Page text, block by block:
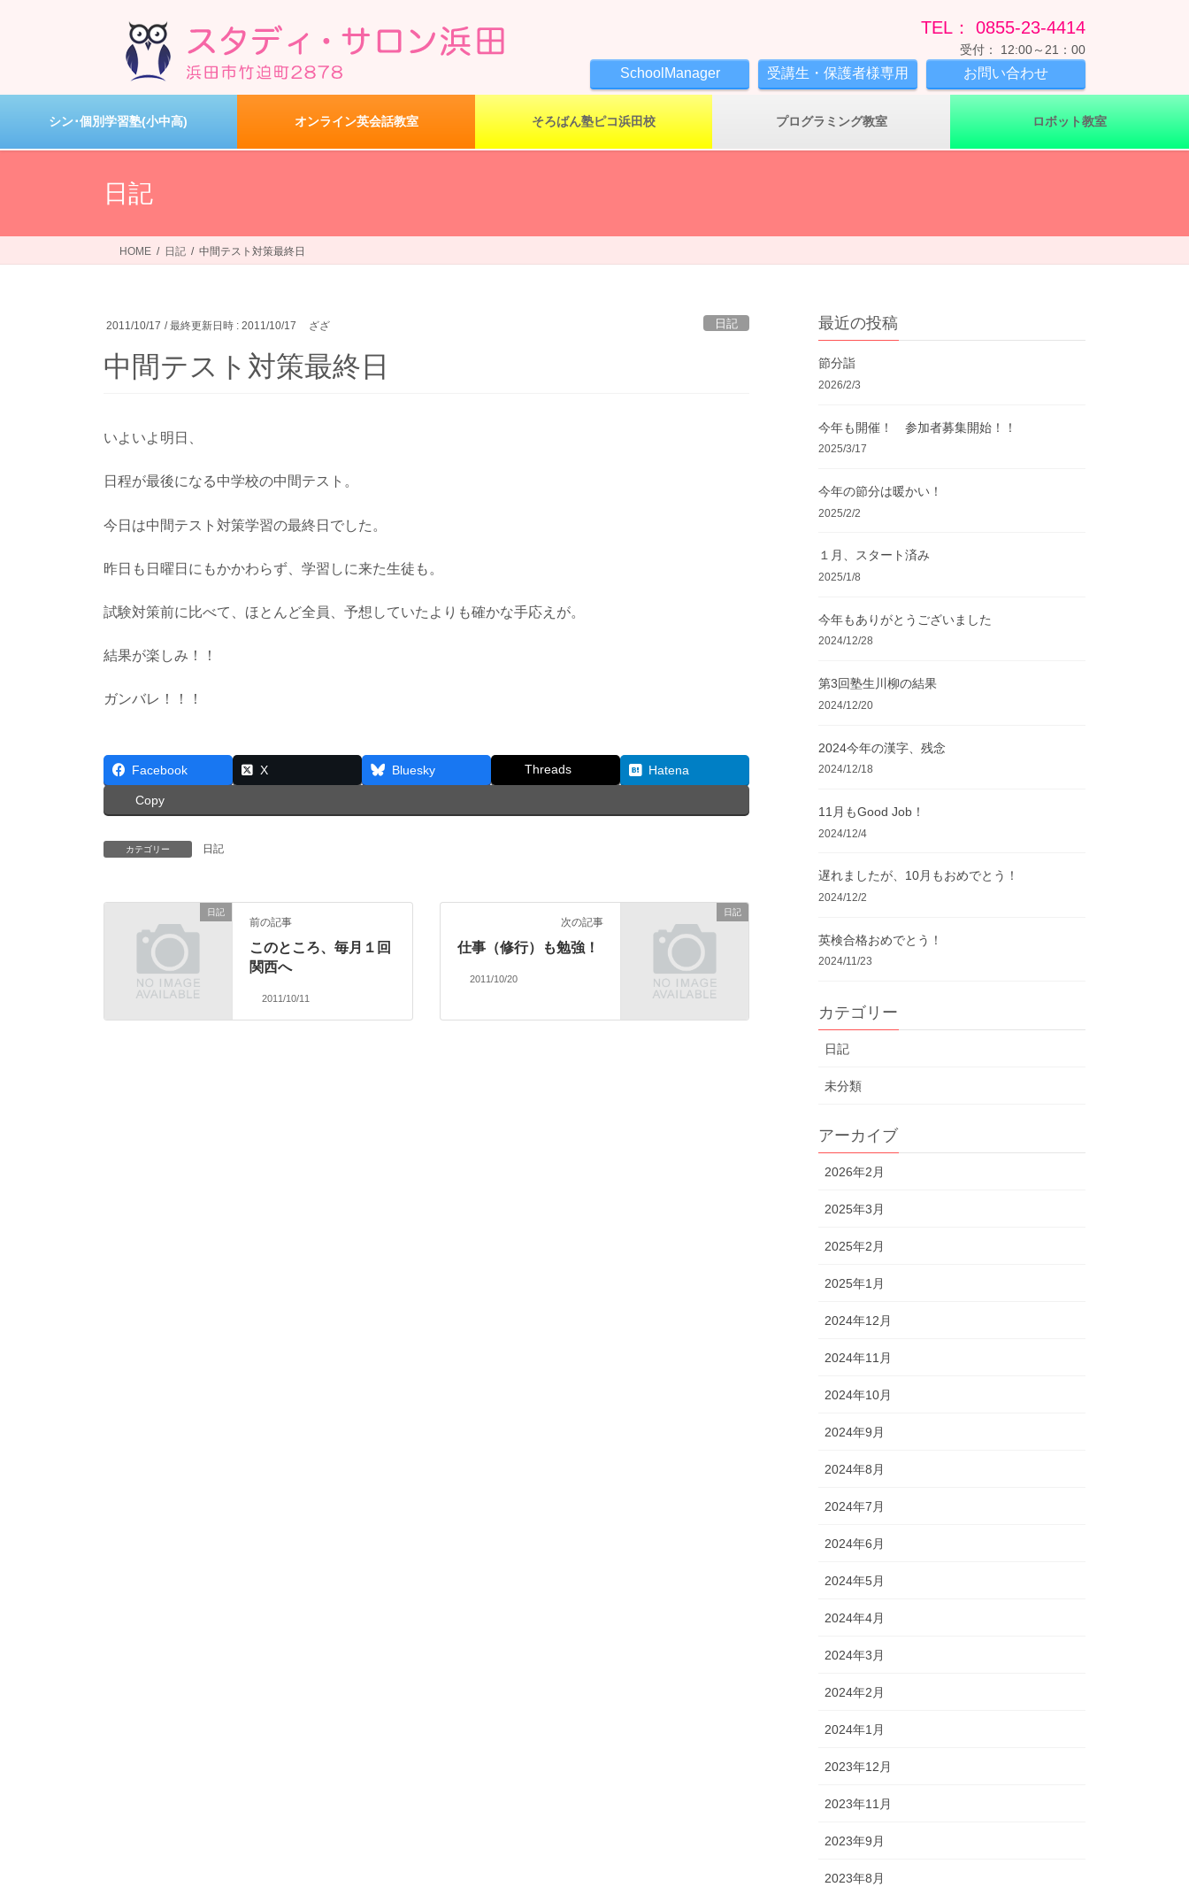
ツ
シ
TEL： 0855-23-4414
受付： 12:00～21：00
SchoolManager 受講生・保護者様専用 お問い合わせ
シン･個別学習塾(小中高) オンライン英会話教室 そろばん塾ピコ浜田校 プログラミング教室 ロボット教室
日記
HOME 日記 中間テスト対策最終日
2011/10/17 / 最終更新日時 : 2011/10/17 ざざ 日記
中間テスト対策最終日
いよいよ明日、
日程が最後になる中学校の中間テスト。
今日は中間テスト対策学習の最終日でした。
昨日も日曜日にもかかわらず、学習しに来た生徒も。
試験対策前に比べて、ほとんど全員、予想していたよりも確かな手応えが。
結果が楽しみ！！
ガンバレ！！！
Facebook X Bluesky Threads Hatena
Copy
カテゴリー 日記
日記
前の記事
このところ、毎月１回
関西へ
2011/10/11
日記
次の記事
仕事（修行）も勉強！
2011/10/20
最近の投稿
節分詣
2026/2/3
今年も開催！ 参加者募集開始！！
2025/3/17
今年の節分は暖かい！
2025/2/2
１月、スタート済み
2025/1/8
今年もありがとうございました
2024/12/28
第3回塾生川柳の結果
2024/12/20
2024今年の漢字、残念
2024/12/18
11月もGood Job！
2024/12/4
遅れましたが、10月もおめでとう！
2024/12/2
英検合格おめでとう！
2024/11/23
カテゴリー
日記
未分類
アーカイブ
2026年2月
2025年3月
2025年2月
2025年1月
2024年12月
2024年11月
2024年10月
2024年9月
2024年8月
2024年7月
2024年6月
2024年5月
2024年4月
2024年3月
2024年2月
2024年1月
2023年12月
2023年11月
2023年9月
2023年8月